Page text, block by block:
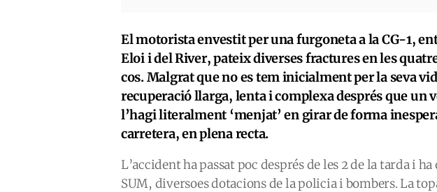
El motorista envestit per una furgoneta a la CG-1,
Eloi i del River, pateix diverses fractures en les
cos. Malgrat que no es tem inicialment per la seva
recuperació llarga, lenta i complexa després que un
l’hagi literalment ‘menjat’ en girar de forma
carretera, en plena recta.
L’accident ha passat poc després de les 2 de la tarda i
SUM, diversoes dotacions de la policia i bombers. La